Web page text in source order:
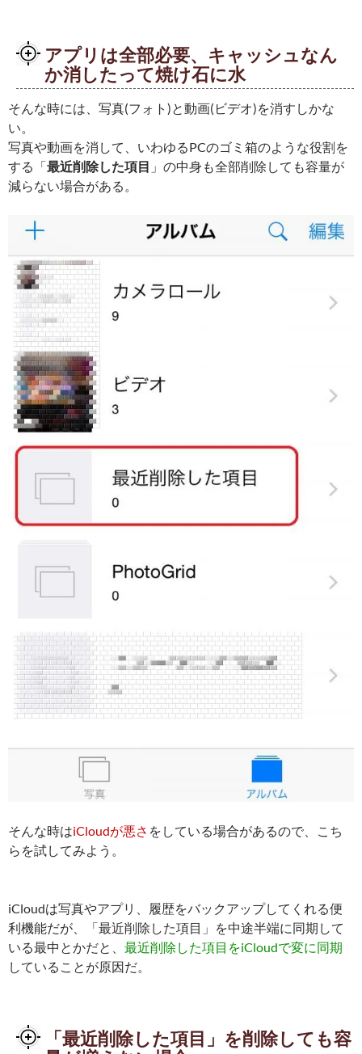
アプリは全部必要、キャッシュなん
か消したって焼け石に水
そんな時には、写真(フォト)と動画(ビデオ)を消すしかな
い。
写真や動画を消して、いわゆるPCのゴミ箱のような役割を
する「最近削除した項目 」の中身も全部削除しても容量が
減らない場合がある。
そんな時はiCloudが悪さ をしている場合があるので、こち
らを試してみよう。
iCloudは写真やアプリ、履歴をバックアップしてくれる便
利機能だが、「最近削除した項目」を中途半端に同期して
いる最中とかだと、 最近削除した項目をiCloudで変に同期
していることが原因だ。
「最近削除した項目」を削除しても容